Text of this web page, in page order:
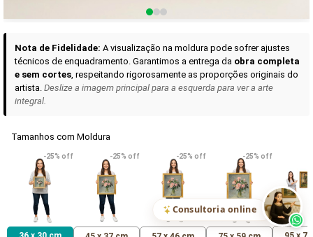
VER DETALHES
Madona de Loreto
R$ 538,42
VER DETALHES
Narciso- caravaggio
R$ 365,92
VER
Maria
uma Rosa
R$ 365,92
Consultoria online
Nota de Fidelidade: A visualização na moldura pode sofrer ajustes
técnicos de enquadramento. Garantimos a entrega da obra completa
e sem cortes, respeitando rigorosamente as proporções originais do
artista. Deslize a imagem principal para a esquerda para ver a arte
integral.
Tamanhos com Moldura
-25% off -25% off -25% off -25% off